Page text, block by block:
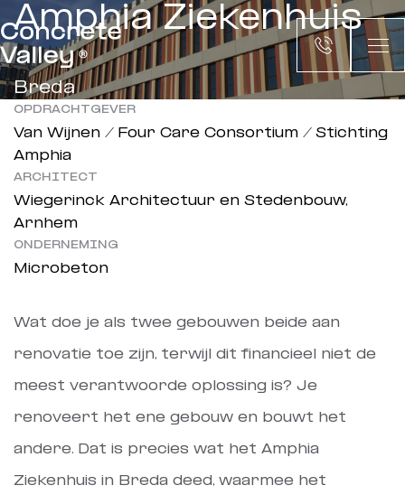
Amphia Ziekenhuis
Breda
OPDRACHTGEVER
Van Wijnen / Four Care Consortium / Stichting
Amphia
ARCHITECT
Wiegerinck Architectuur en Stedenbouw,
Arnhem
ONDERNEMING
Microbeton
Wat doe je als twee gebouwen beide aan
renovatie toe zijn, terwijl dit financieel niet de
meest verantwoorde oplossing is? Je
renoveert het ene gebouw en bouwt het
andere. Dat is precies wat het Amphia
Ziekenhuis in Breda deed, waarmee het